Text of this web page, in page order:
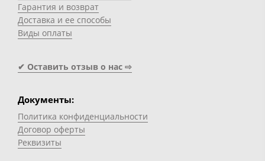
Гарантия и возврат
Доставка и ее способы
Виды оплаты
✔ Оставить отзыв о нас ⇨
Документы:
Политика конфиденциальности
Договор оферты
Реквизиты